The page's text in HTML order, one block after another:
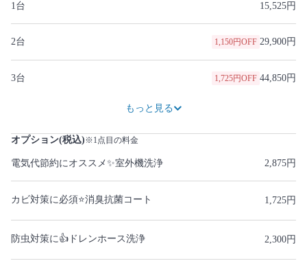
1台 15,525円
2台 1,150円OFF 29,900円
3台 1,725円OFF 44,850円
もっと見る
オプション(税込)※1点目の料金
電気代節約にオススメ✨室外機洗浄 2,875円
カビ対策に必須⭐️消臭抗菌コート 1,725円
防虫対策に👍ドレンホース洗浄 2,300円